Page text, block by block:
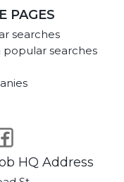
PAGES
searches
popular searches
HQ Address